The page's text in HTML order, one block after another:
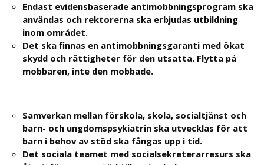
Endast evidensbaserade antimobbningsprogram ska
användas och rektorerna ska erbjudas utbildning
inom området.
Det ska finnas en antimobbningsgaranti med ökat
skydd och rättigheter för den utsatta. Flytta på
mobbaren, inte den mobbade.
Samverkan mellan förskola, skola, socialtjänst och
barn- och ungdomspsykiatrin ska utvecklas för att
barn i behov av stöd ska fångas upp i tid.
Det sociala teamet med socialsekreterarresurs ska